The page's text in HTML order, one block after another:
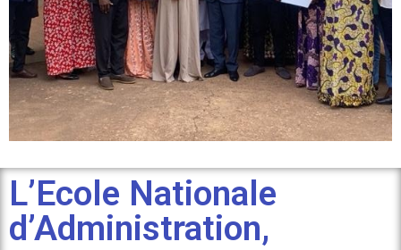
L’Ecole Nationale
d’Administration,